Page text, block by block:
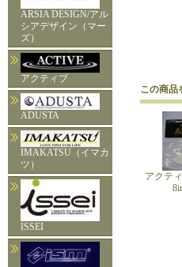
ARSIA DESIGN/アル
シアデザイン（マー
ズ）
アクティブ
ADUSTA
IMAKATSU（イマカ
ツ）
ISSEI
この商品
アクテ